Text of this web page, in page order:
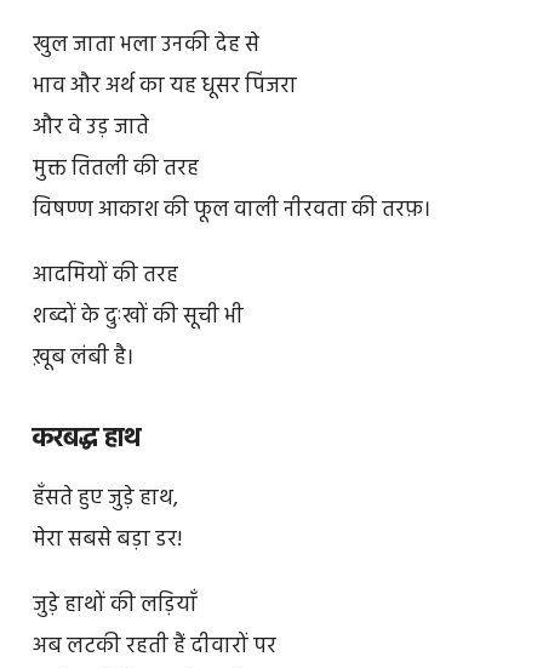
खुल जाता भला उनकी देह से
भाव और अर्थ का यह धूसर पिंजरा
और वे उड़ जाते
मुक्त तितली की तरह
विषण्ण आकाश की फूल वाली नीरवता की तरफ़।
आदमियों की तरह
शब्दों के दुःखों की सूची भी
ख़ूब लंबी है।
करबद्ध हाथ
हँसते हुए जुड़े हाथ,
मेरा सबसे बड़ा डर!
जुड़े हाथों की लड़ियाँ
अब लटकी रहती हैं दीवारों पर